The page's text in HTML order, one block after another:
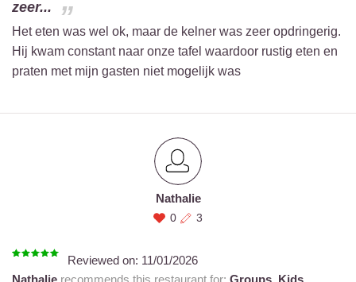
zeer...
Het eten was wel ok, maar de kelner was zeer opdringerig.
Hij kwam constant naar onze tafel waardoor rustig eten en
praten met mijn gasten niet mogelijk was
Nathalie
0 3
Reviewed on: 11/01/2026
Nathalie recommends this restaurant for: Groups, Kids,